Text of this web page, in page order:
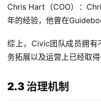
Chris Hart（COO）：
年的经验，他曾在
综上，Civic团队成员拥有
务拓展以及运营上已经取
2.3 治理机制